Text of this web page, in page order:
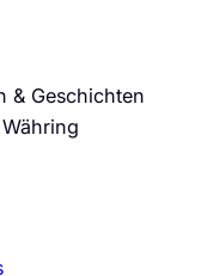
& Geschichten